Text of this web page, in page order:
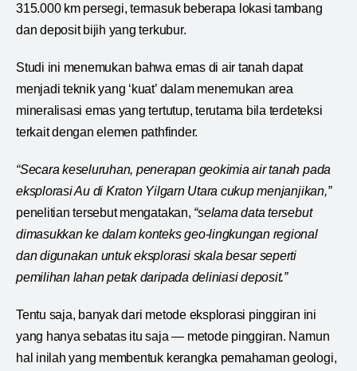
315.000 km persegi, termasuk beberapa lokasi tambang
dan deposit bijih yang terkubur.
Studi ini menemukan bahwa emas di air tanah dapat
menjadi teknik yang ‘kuat’ dalam menemukan area
mineralisasi emas yang tertutup, terutama bila terdeteksi
terkait dengan elemen pathfinder.
“Secara keseluruhan, penerapan geokimia air tanah pada
eksplorasi Au di Kraton Yilgarn Utara cukup menjanjikan,”
penelitian tersebut mengatakan, “selama data tersebut
dimasukkan ke dalam konteks geo-lingkungan regional
dan digunakan untuk eksplorasi skala besar seperti
pemilihan lahan petak daripada deliniasi deposit.”
Tentu saja, banyak dari metode eksplorasi pinggiran ini
yang hanya sebatas itu saja — metode pinggiran. Namun
hal inilah yang membentuk kerangka pemahaman geologi,